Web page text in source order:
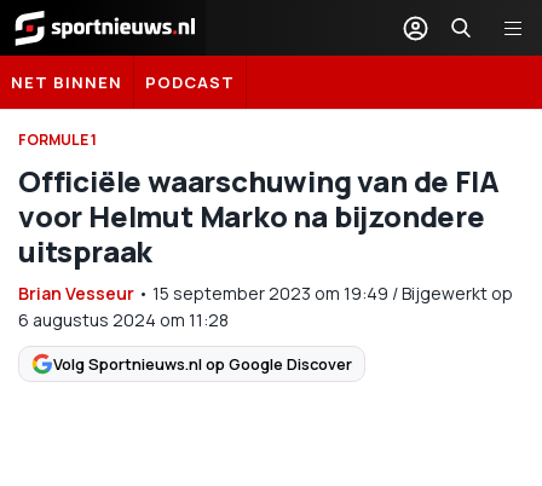
Sportnieuws.nl
NET BINNEN PODCAST
FORMULE 1
Officiële waarschuwing van de FIA
voor Helmut Marko na bijzondere
uitspraak
Brian Vesseur • 15 september 2023 om 19:49 /Bijgewerkt op
6 augustus 2024 om 11:28
Volg Sportnieuws.nl op Google Discover